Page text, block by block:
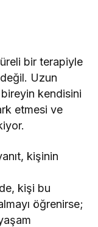
bir terapiyle
Uzun
kendisini
etmesi ve
kişinin
kişi bu
öğrenirse;